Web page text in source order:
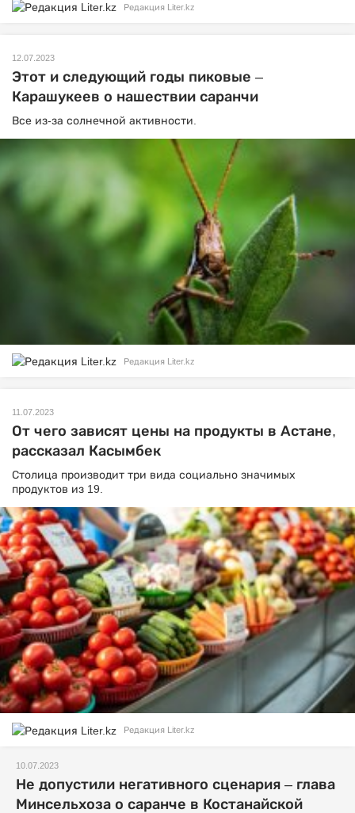
Редакция Liter.kz
12.07.2023
Этот и следующий годы пиковые –
Карашукеев о нашествии саранчи
Все из-за солнечной активности.
Редакция Liter.kz
11.07.2023
От чего зависят цены на продукты в Астане,
рассказал Касымбек
Столица производит три вида социально значимых
продуктов из 19.
Редакция Liter.kz
10.07.2023
Не допустили негативного сценария – глава
Минсельхоза о саранче в Костанайской